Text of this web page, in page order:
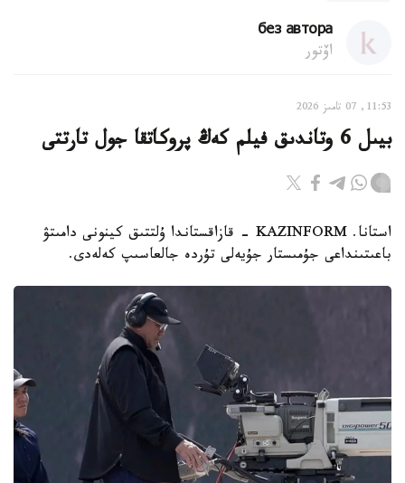
без автора
اۆتور
11:53, 07 تامىز 2026
بيىل 6 وتاندىق فيلم كەڭ پروكاتقا جول تارتتى
استانا. KAZINFORM - قازاقستاندا ۇلتتىق كينونى دامىتۋ
باعىتىنداعى جۇمىستار جۇيەلى تۇردە جالعاسىپ كەلەدى.